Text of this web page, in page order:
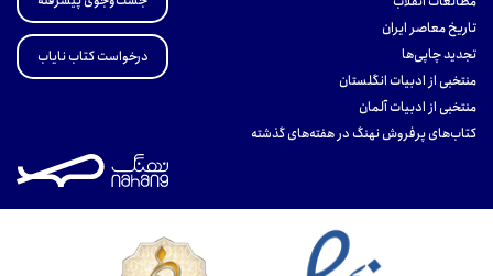
تاریخ معاصر ایران
تجدید چاپی‌ها
منتخبی از ادبیات انگلستان
منتخبی از ادبیات آلمان
کتاب‌های پرفروش نهنگ در هفته‌های گذشته
درخواست کتاب نایاب